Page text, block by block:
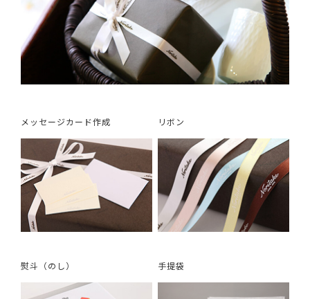
メッセージカード作成 リボン
熨斗（のし） 手提袋